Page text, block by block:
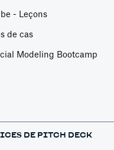
- Leçons
de cas
Modeling Bootcamp
DE PITCH DECK